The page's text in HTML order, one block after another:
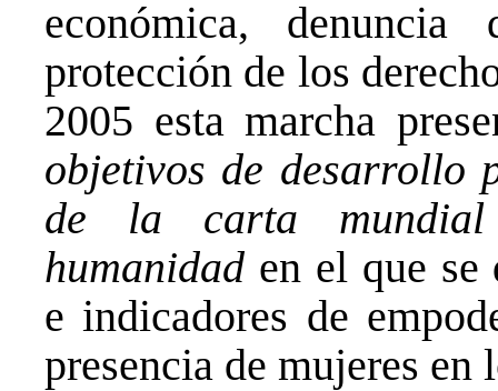
económica,
protección de los
2005 esta marcha
objetivos de desarrollo
de la carta
humanidad en el que se
e indicadores de
presencia de mujeres en